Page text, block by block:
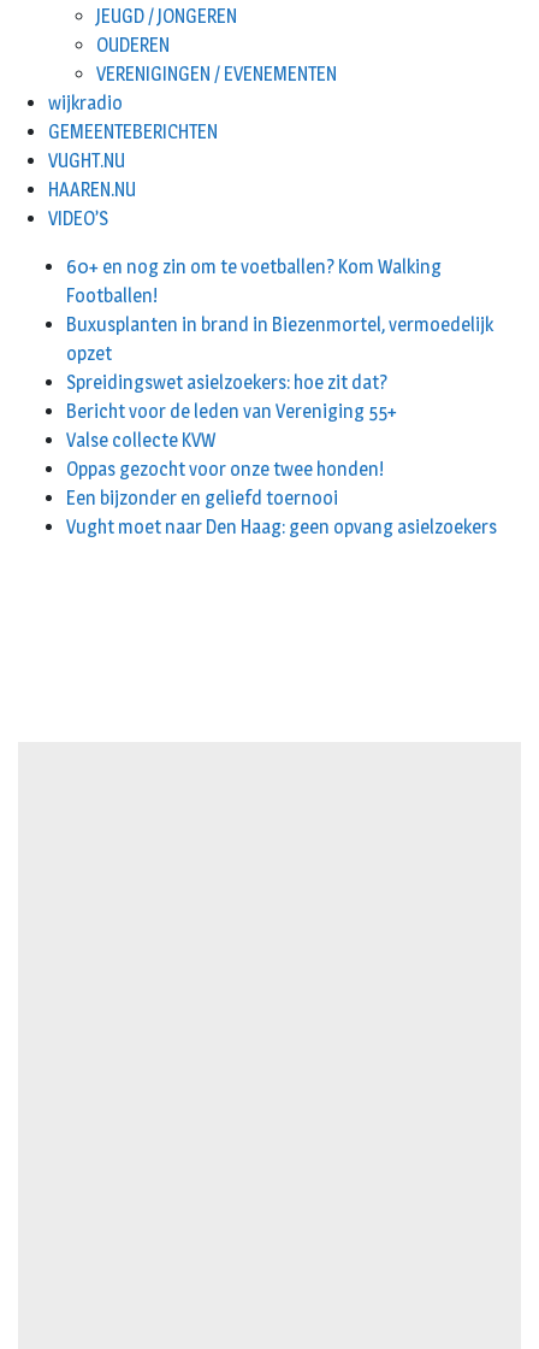
JEUGD / JONGEREN
OUDEREN
VERENIGINGEN / EVENEMENTEN
wijkradio
GEMEENTEBERICHTEN
VUGHT.NU
HAAREN.NU
VIDEO’S
60+ en nog zin om te voetballen? Kom Walking
Footballen!
Buxusplanten in brand in Biezenmortel, vermoedelijk
opzet
Spreidingswet asielzoekers: hoe zit dat?
Bericht voor de leden van Vereniging 55+
Valse collecte KVW
Oppas gezocht voor onze twee honden!
Een bijzonder en geliefd toernooi
Vught moet naar Den Haag: geen opvang asielzoekers